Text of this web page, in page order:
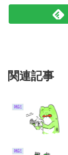
関連記事
雑記
雑記